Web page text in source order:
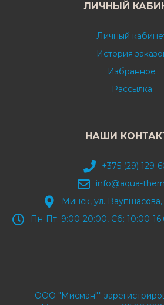
ЛИЧНЫЙ
Личный
История
Избранное
Рассылка
НАШИ
+375 (29) 129-
info@aqua-
Минск, ул. Ваупшасова,
Пн-Пт: 9:00-20:00, Сб: 10:00-
ООО "Мисман""